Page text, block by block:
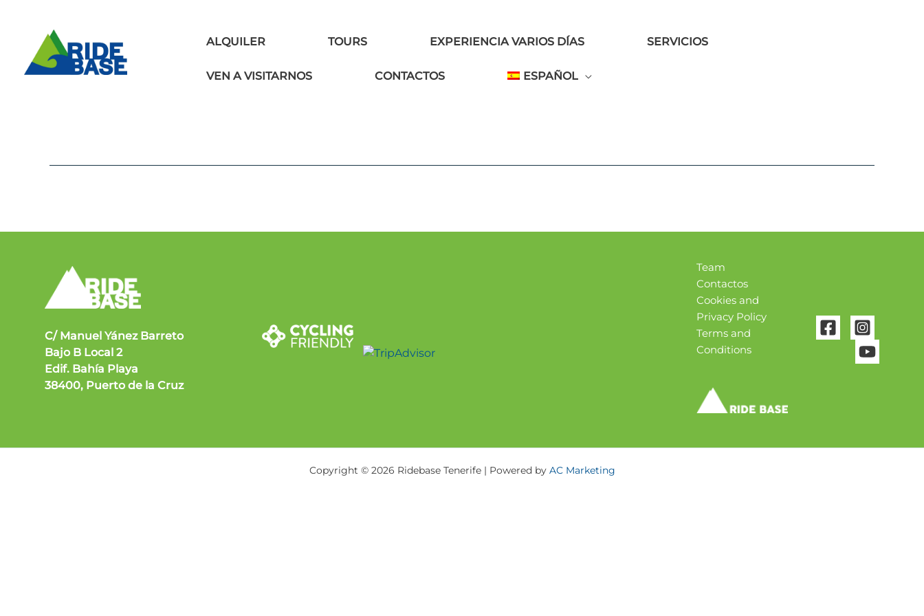
content
ALQUILER TOURS EXPERIENCIA VARIOS DÍAS SERVICIOS
VEN A VISITARNOS CONTACTOS ESPAÑOL
C/ Manuel Yánez Barreto
Bajo B Local 2
Edif. Bahía Playa
38400, Puerto de la Cruz
Team
Contactos
Cookies and
Privacy Policy
Terms and
Conditions
Copyright © 2026 Ridebase Tenerife | Powered by AC Marketing